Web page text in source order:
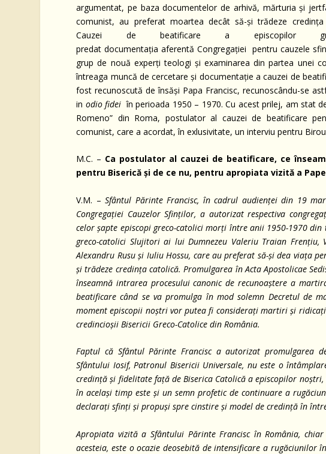
argumentat, pe baza documentelor de arhivă, mărturia și
comunist, au preferat moartea decât să-și trădeze
Cauzei de beatificare a episcopilor
predat documentația aferentă Congregației pentru cauzele
grup de nouă experţi teologi şi examinarea din partea unei
întreaga muncă de cercetare și documentație a cauzei de
fost recunoscută de însăși Papa Francisc, recunoscându-se
in odio fidei în perioada 1950 – 1970. Cu acest prilej, am stat
Romeno” din Roma, postulator al cauzei de beatificare
comunist, care a acordat, în exlusivitate, un interviu pentru
M.C. – Ca postulator al cauzei de beatificare, ce
pentru Biserică și de ce nu, pentru apropiata vizită a
V.M. –Sfântul Părinte Francisc, în cadrul audienței din 19
Congregației Cauzelor Sfinților, a autorizat respectiva
celor șapte episcopi greco-catolici morți între anii 1950-1970
greco-catolici Slujitori ai lui Dumnezeu Valeriu Traian Frențiu,
Alexandru Rusu și Iuliu Hossu, care au preferat să-și dea viața
și trădeze credința catolică. Promulgarea în Acta Apostolicae
înseamnă intrarea procesului canonic de recunoaștere a
beatificare când se va promulga în mod solemn Decretul de
moment episcopii noștri vor putea fi considerați martiri și
credincioșii Bisericii Greco-Catolice din România.
Faptul că Sfântul Părinte Francisc a autorizat promulgarea
Sfântului Iosif, Patronul Bisericii Universale, nu este o
credință și fidelitate față de Biserica Catolică a episcopilor
în același timp este și un semn profetic de continuare a
declarați sfinți și propuși spre cinstire și model de credință în
Apropiata vizită a Sfântului Părinte Francisc în România,
acesteia, este o ocazie deosebită de intensificare a rugăciunilor